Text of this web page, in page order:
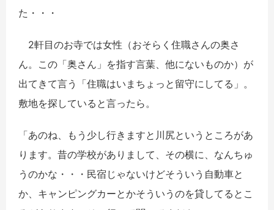
た・・・
2軒目のお寺では女性（おそらく住職さんの奥さ
ん。この「奥さん」を指す言葉、他にないものか）が
出てきて言う「住職はいまちょっと留守にしてる」。
敷地を探していると言ったら。
「あのね、もう少し行きますと川尻というところがあ
ります。昔の学校がありまして、その横に、なんちゅ
うのかな・・・民宿じゃないけどそういう自動車と
か、キャンピングカーとかそういうのを貸してるとこ